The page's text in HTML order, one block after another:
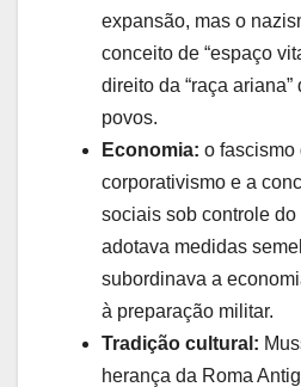
expansão, mas o
conceito de “espaço
direito da “raça
povos.
Economia: o fascismo
corporativismo e a
sociais sob controle
adotava medidas
subordinava a
à preparação militar.
Tradição cultural:
herança da Roma